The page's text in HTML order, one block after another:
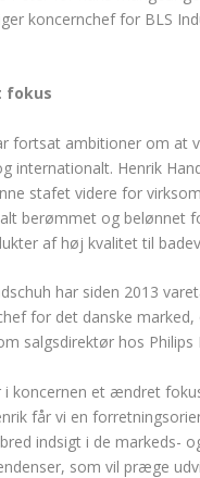
koncernchef for BLS
fokus
fortsat ambitioner om at
internationalt. Henrik
stafet videre for
berømmet og belønnet
af høj kvalitet til
har siden 2013
for det danske marked,
salgsdirektør hos Philips
i koncernen et ændret
får vi en
indsigt i de markeds-
som vil præge